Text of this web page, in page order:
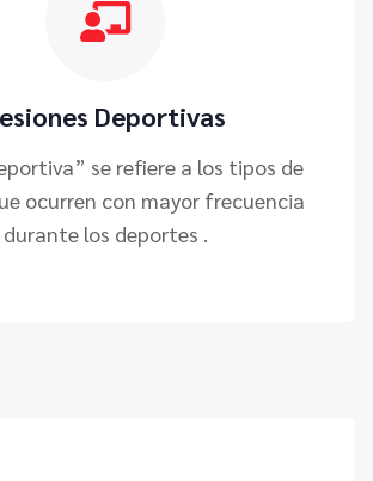
Deportivas
se refiere a los tipos de
ocurren con mayor frecuencia
durante los deportes .